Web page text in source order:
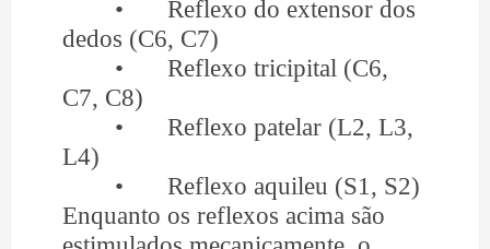
•
Reflexo do extensor dos
dedos (C6, C7)
•
Reflexo tricipital (C6,
C7, C8)
•
Reflexo patelar (L2, L3,
L4)
•
Reflexo aquileu (S1, S2)
Enquanto os reflexos acima são